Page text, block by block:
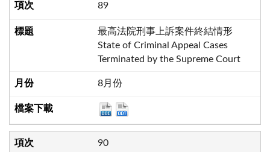
89
最高法院刑事上訴案件終結情形
State of Criminal Appeal Cases
Terminated by the Supreme Court
8月份
90